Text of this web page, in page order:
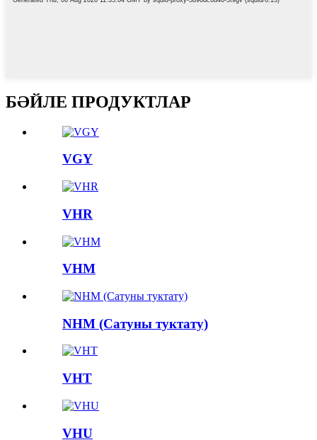
БӘЙЛЕ ПРОДУКТЛАР
VGY
VHR
VHM
NHM (Сатуны туктату)
VHT
VHU